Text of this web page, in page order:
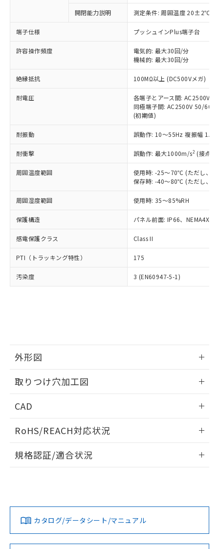
開閉能力説明 測定条件: 周囲温度 20±2℃、
端子仕様 プッシュインPlus端子台
許容操作頻度
電気的: 最大30回/分
機械的: 最大30回/分
絶縁抵抗 100MΩ以上 (DC500Vメガ)
耐電圧
各端子とアース間: AC2500V
同極端子間: AC2500V 50/
(初期値)
耐振動 誤動作: 10～55Hz 複振幅
耐衝撃 誤動作: 最大1000m/s2 (接点
周囲温度範囲
使用時: -25～70℃ (ただし、氷
保存時: -40～80℃ (ただし、氷
周囲湿度範囲 使用時: 35～85%RH
保護構造 パネル前面: IP66、NEMA4X,
感電保護クラス Class II
PTI（トラッキング特性） 175
汚染度 3 (EN60947-5-1)
外形図
取りつけ穴加工図
CAD
ドすることができます。
ログイン/会員登録
ダウンロードデータをご利用いただく前に、以下を必ずお読
みください。
ソフトウェアの使用条件
RoHS/REACH対応状況
EU RoHS 注意事項・凡例
対応済み
規格認証/適合状況
カタログ/データシート/マニュアル
以下の条件をお読みいただき、同意のうえ
ご利用ください。
本サービスは、当社制御機器事業取扱
商品の当社在庫状況および標準価格
当社制御機器事業取扱商品の中には、
本サービスの対象外となる商品もある
ことをご了承ください。
在庫状況および標準価格照会結果は、
記載している更新日時点での社内デー
タに基づき作成されるものであり、閲
覧された時点での実際の在庫および標
準価格とは異なる場合があることをご
正式な納期状況および標準価格はお客
様のお取引先、またはお客様担当のオ
ムロン制御機器販売店・当社販売員に
オムロン制御機器販売店や当社販売拠
販売ネットワーク
」をご確認
ください。
在庫状況および標準価格結果を当社の
事前の承諾なく第三者に漏洩または開
マイパーツ機能（部品リスト作成サー
および当社の共同利用者が、当社の製
※当社の共同利用者とは、
の共同利用に関して"
の「1.共同利
対応予定なし：EU RoHS指令（10物質）の
非含有に非対応の商品で、対応品を出す予
定はありません。
調査・確認中：EU RoHS指令（10物質）の
非含有の対応状況を調査中または確認中の
非該当品：ライセンス料など無形物で、有
害物質有無と関係のない商品です。
いたものが、含有品と判明した場合などや
むを得ず変更することがあります。
六価クロム(Cr(Ⅵ)) 1000ppm以下、ポリ臭化ビフェニル
類(PBB) 1000ppm以下、ポリ臭化ジフェニルエーテル類
(PBDE) 1000ppm以下、フタル酸ビス(2-エチルヘキシ
ル) (DEHP)(別名：DOP) 1000ppm以下、フタル酸ブチ
ルベンジル（BBP） 1000ppm以下、フタル酸ジブチル
（DBP） 1000ppm以下、フタル酸ジイソブチル
(DIBP) 1000ppm以下
フタル酸エステル類の４物質については閾値を超える意
図的な使用がないことを確認しています。
※2 対応予定月
部品在庫の切り替え状況などにより、予定
月が前後することがあります。
とができます。
EU RoHS指令（10物質）の非含有証明書
ものではありません。
また、RoHS指令のフタル酸エステル類４
物質の対応では、対応完了までの期間は出
荷製品に未対応品が混在することから備考
欄に対応日を記載しておりました。
※1 中国RoHS○×表
「○」：最大均質材料含有率が中国RoHSの
基準値以下であることを示します。
「×」：最大均質材料含有率が中国RoHSの
基準値を超えていることを示します。
「－」：未確認です。当社販売部門へお問
*中国RoHS10物質の基準値 (GB/T26572)：
Pb(鉛) :1000ppm、 Hg(水銀) : 1000ppm、 Cd(カドミウ
Cr(Ⅵ)(六価クロム) : 1000ppm、 PBBs(ポリ臭化ビフェ
ニル類) : 1000ppm、 PBDEs(ポリ臭化ジフェニルエーテ
DBP(フタル酸ジブチル) : 1000ppm、 DIBP(フタル酸ジ
イソブチル) : 1000ppm、 BBP(フタル酸ブチルベンジ
ル) : 1000ppm、
DEHP(フタル酸ビス(2-エチルヘキシル)) : 1000ppm
※2 環境保護使用期限
「ｅ」：有害物質（10物質）のすべてが基
準値以下であることを示します。
「10」：通常の使用状況下において有害物
質が外部に漏えいし、環境に深刻な影響を
当社は、これら貴社製品のうち、外国
為替および外国貿易法に定める商品
（以下｢規制貨物等」という）を輸出
または国外への提供する場合は、日本
国政府の輸出許可(または役務取引許
可)を取得するなどの必要な手続きを
当社は規制貨物を破棄する場合は、完
全に破砕するなど、違法に輸出されな
いよう必要な手段を講じます。
ル、化学兵器、生物兵器またはその他
武器並びにこれらの製造装置等に一切
使用いたしません。
当社は、貴社製品を第三者に販売する
場合は、上記1、2および3の内容を当
該第三者に通知します。また当社は、
販売先および販売に係わる関係者が違
法に輸出するおそれがある場合は、取
○ 一定数以上の在庫あり
一定数には満たないが在庫あり
在庫なし(最新の在庫状況につ
いては、お客様のお取引先、ま
たはお客様担当のオムロン制御
機器販売店・当社販売員にご確
認ください)
受注生産機種、また在庫状況の